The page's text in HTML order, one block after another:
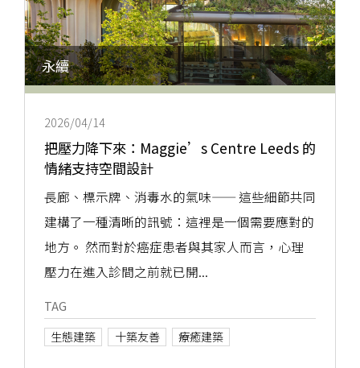
永續
2026/04/14
把壓力降下來：Maggie’s Centre Leeds 的
情緒支持空間設計
長廊、標示牌、消毒水的氣味—— 這些細節共同
建構了一種清晰的訊號：這裡是一個需要應對的
地方。 然而對於癌症患者與其家人而言，心理
壓力在進入診間之前就已開...
TAG
生態建築
十築友善 療癒建築